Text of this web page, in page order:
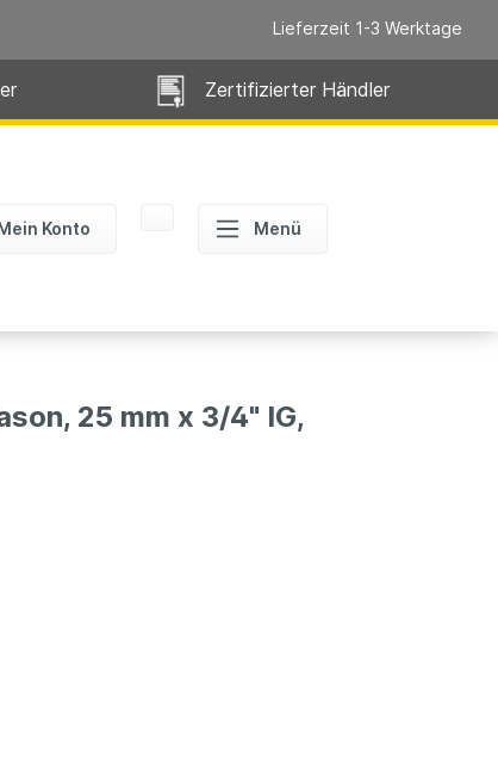
Lieferzeit 1-3 Werktage
Zertifizierter Händler
Konto Menü
25 mm x 3/4" IG,